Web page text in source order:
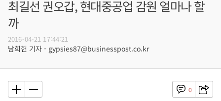
최길선 권오갑, 현대중공업 감원 얼마나 할
까
2016-04-21 17:44:21
남희헌 기자 - gypsies87@businesspost.co.kr
0